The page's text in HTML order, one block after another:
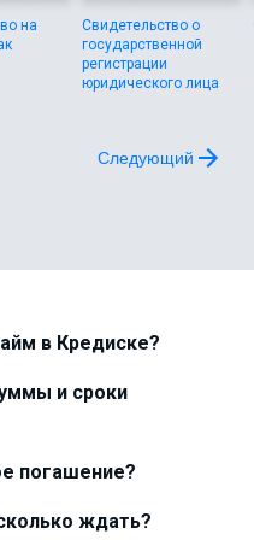
на
Свидетельство о
государственной
регистрации
юридического лица
Следующий
в Кредиске?
и сроки
погашение?
ждать?